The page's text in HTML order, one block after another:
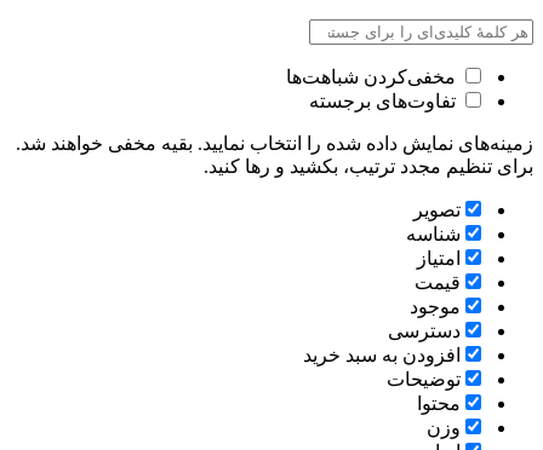
مخفی‌کردن شباهت‌ها
تفاوت‌های برجسته
زمینه‌های نمایش داده شده را انتخاب نمایید. بقیه مخفی خواهند شد.
برای تنظیم مجدد ترتیب، بکشید و رها کنید.
تصویر
شناسه
امتیاز
قیمت
موجود
دسترسی
افزودن به سبد خرید
توضیحات
محتوا
وزن